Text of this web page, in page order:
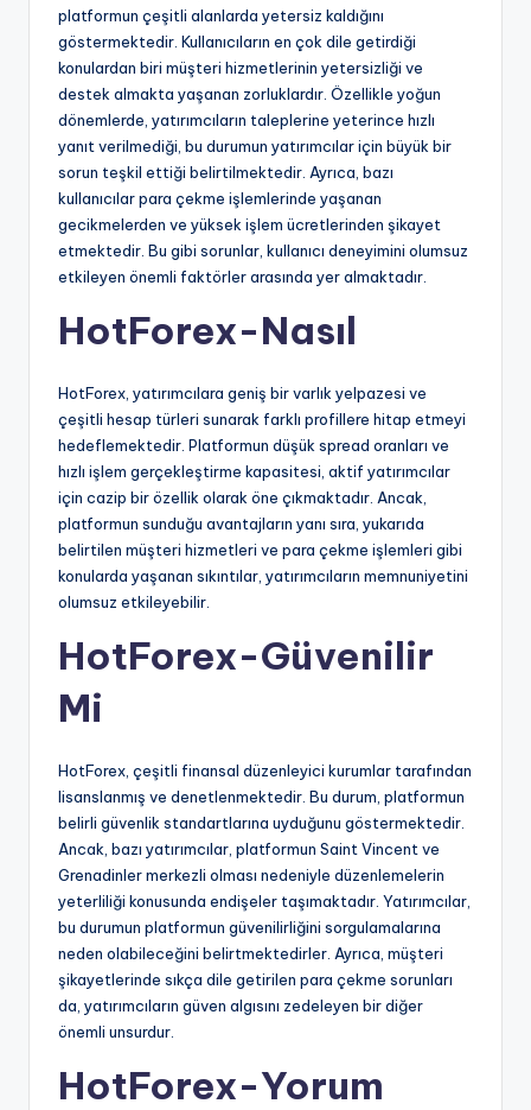
platformun çeşitli alanlarda yetersiz kaldığını
göstermektedir. Kullanıcıların en çok dile getirdiği
konulardan biri müşteri hizmetlerinin yetersizliği ve
destek almakta yaşanan zorluklardır. Özellikle yoğun
dönemlerde, yatırımcıların taleplerine yeterince hızlı
yanıt verilmediği, bu durumun yatırımcılar için büyük bir
sorun teşkil ettiği belirtilmektedir. Ayrıca, bazı
kullanıcılar para çekme işlemlerinde yaşanan
gecikmelerden ve yüksek işlem ücretlerinden şikayet
etmektedir. Bu gibi sorunlar, kullanıcı deneyimini olumsuz
etkileyen önemli faktörler arasında yer almaktadır.
HotForex-Nasıl
HotForex, yatırımcılara geniş bir varlık yelpazesi ve
çeşitli hesap türleri sunarak farklı profillere hitap etmeyi
hedeflemektedir. Platformun düşük spread oranları ve
hızlı işlem gerçekleştirme kapasitesi, aktif yatırımcılar
için cazip bir özellik olarak öne çıkmaktadır. Ancak,
platformun sunduğu avantajların yanı sıra, yukarıda
belirtilen müşteri hizmetleri ve para çekme işlemleri gibi
konularda yaşanan sıkıntılar, yatırımcıların memnuniyetini
olumsuz etkileyebilir.
HotForex-Güvenilir
Mi
HotForex, çeşitli finansal düzenleyici kurumlar tarafından
lisanslanmış ve denetlenmektedir. Bu durum, platformun
belirli güvenlik standartlarına uyduğunu göstermektedir.
Ancak, bazı yatırımcılar, platformun Saint Vincent ve
Grenadinler merkezli olması nedeniyle düzenlemelerin
yeterliliği konusunda endişeler taşımaktadır. Yatırımcılar,
bu durumun platformun güvenilirliğini sorgulamalarına
neden olabileceğini belirtmektedirler. Ayrıca, müşteri
şikayetlerinde sıkça dile getirilen para çekme sorunları
da, yatırımcıların güven algısını zedeleyen bir diğer
önemli unsurdur.
HotForex-Yorum